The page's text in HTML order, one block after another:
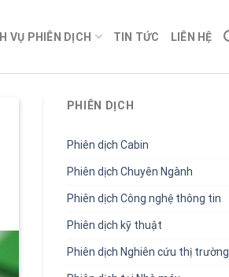
VỤ PHIÊN DỊCH TIN TỨC LIÊN HỆ
PHIÊN DỊCH
Phiên dịch Cabin
Phiên dịch Chuyên Ngành
Phiên dịch Công nghệ thông tin
Phiên dịch kỹ thuật
Phiên dịch Nghiên cứu thị trường